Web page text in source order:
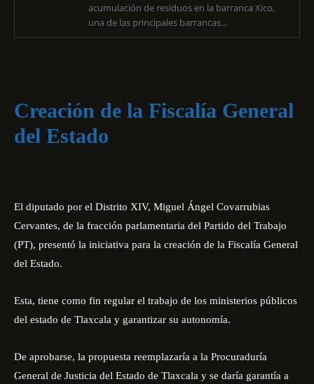
acumulación de residuos en la barranca Xico,
una de las principales barrancas...
Creación de la Fiscalía General
del Estado
El diputado por el Distrito XIV, Miguel Ángel Covarrubias
Cervantes, de la fracción parlamentaria del Partido del Trabajo
(PT), presentó la iniciativa para la creación de la Fiscalía General
del Estado.
Esta, tiene como fin regular el trabajo de los ministerios públicos
del estado de Tlaxcala y garantizar su autonomía.
De aprobarse, la propuesta reemplazaría a la Procuraduría
General de Justicia del Estado de Tlaxcala y se daría garantía a